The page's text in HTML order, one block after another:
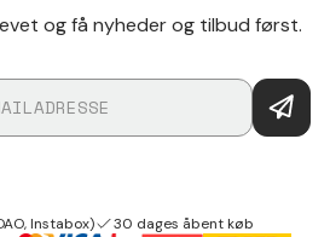
og få nyheder og tilbud først.
Instabox) 30 dages åbent køb